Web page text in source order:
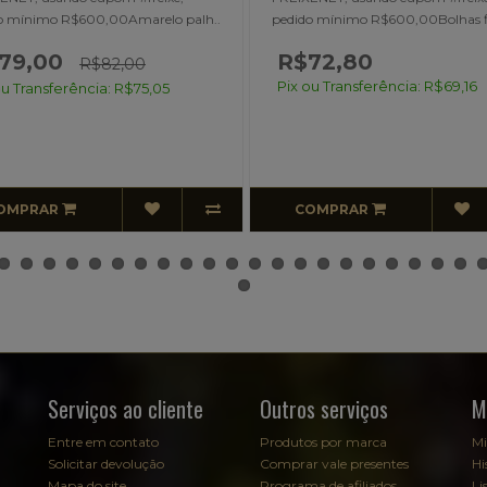
mínimo R$600,00Bolhas finas..
Transferência: R$69,16
FREIXENET, usando cupom
R$72,80
COMPRAR
Serviços ao cliente
Entre em contato
Solicitar devolução
Outros serviços
Produtos por marca
Comprar vale presentes